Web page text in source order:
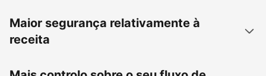
Maior segurança relativamente à
receita